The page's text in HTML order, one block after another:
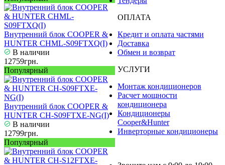
Внутренний блок COOPER &
HUNTER CHML-S09FTXQ(I)
В наличии
12759грн.
Популярный
Внутренний блок COOPER &
HUNTER CH-S09FTXE-NG(I)
В наличии
12799грн.
Популярный
ОПЛАТА
Кредит и оплата частями
Доставка
Обмен и возврат
УСЛУГИ
Монтаж кондиционеров
Расчет мощности
кондиционера
Кондиционеры
Cooper&Hunter
Инверторные кондиционеры